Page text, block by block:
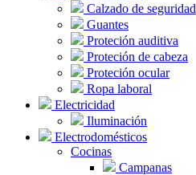
Calzado de seguridad
Guantes
Proteción auditiva
Proteción de cabeza
Proteción ocular
Ropa laboral
Electricidad
Iluminación
Electrodomésticos
Cocinas
Campanas